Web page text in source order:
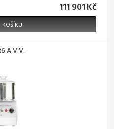
111 901 Kč
KOŠÍKU
A V.V.